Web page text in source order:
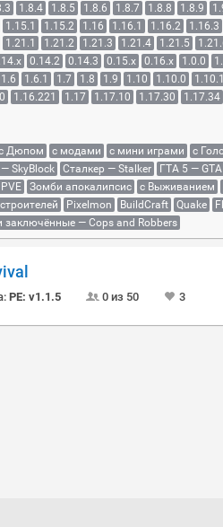
1.8.4 1.8.5 1.8.6 1.8.7 1.8.8 1.8.9
1.15.1 1.15.2 1.16 1.16.1 1.16.2 1.16.3
1.21.1 1.21.2 1.21.3 1.21.4 1.21.5
0.14.2 0.14.3 0.15.x 0.16.x 1.0.0
1.6 1.6.1 1.7 1.8 1.9 1.10 1.10.0 1.10.1
1.16.221 1.17 1.17.10 1.17.30 1.17.34
Дюпом с модами с мини играми с
SkyBlock Сталкер — Stalker ГТА 5 — GTA
PVE Зомби апокалипсис с Выживанием
Pixelmon BuildCraft Quake
заключённые — Cops and Robbers
PE: v1.1.5 0 из 50 3